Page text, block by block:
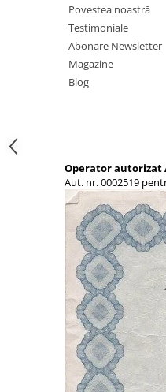
Povestea noastră
Testimoniale
Abonare Newsletter
Magazine
Blog
Operator autorizat
Aut. nr. 0002519